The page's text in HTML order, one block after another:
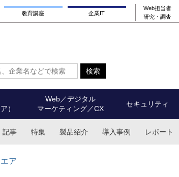
教育講座 企業IT
Web担当者
研究・調査
）
Web／デジタル
マーケティング／CX
セキュリティ
記事 特集 製品紹介 導入事例 レポート
ア